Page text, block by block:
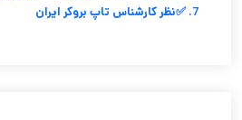
7. ✅نظر کارشناس تاپ بروکر ایران